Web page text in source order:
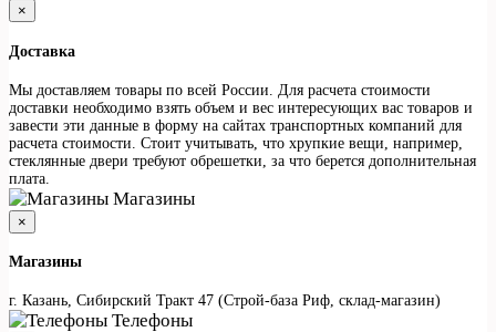
×
Доставка
Мы доставляем товары по всей России. Для расчета стоимости
доставки необходимо взять объем и вес интересующих вас товаров и
завести эти данные в форму на сайтах транспортных компаний для
расчета стоимости. Стоит учитывать, что хрупкие вещи, например,
стеклянные двери требуют обрешетки, за что берется дополнительная
плата.
Магазины
×
Магазины
г. Казань, Сибирский Тракт 47 (Строй-база Риф, склад-магазин)
Телефоны